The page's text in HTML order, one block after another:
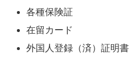
各種保険証
在留カード
外国人登録（済）証明書